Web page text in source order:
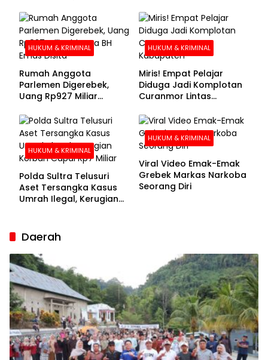
Buronan Segera
Menyerahkan Diri
HUKUM & KRIMINAL
Rumah Anggota
Parlemen Digerebek,
Uang Rp927 Miliar
HUKUM & KRIMINAL
Miris! Empat Pelajar
Diduga Jadi Komplotan
Curanmor Lintas
HUKUM & KRIMINAL
Polda Sultra Telusuri
Aset Tersangka Kasus
Umrah Ilegal, Kerugian
HUKUM & KRIMINAL
Viral Video Emak-Emak
Grebek Markas Narkoba
Seorang Diri
Daerah